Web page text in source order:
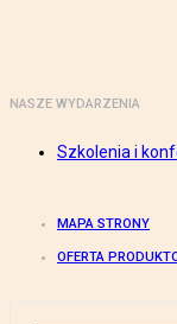
NASZE WYDARZENIA
Szkolenia i
MAPA STRONY
OFERTA